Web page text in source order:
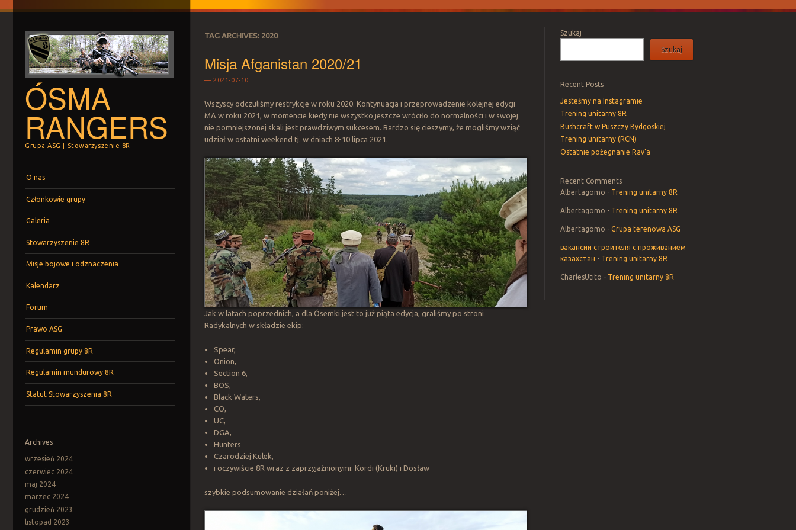
ÓSMA
RANGERS
Grupa ASG | Stowarzyszenie 8R
O nas
Członkowie grupy
Galeria
Stowarzyszenie 8R
Misje bojowe i odznaczenia
Kalendarz
Forum
Prawo ASG
Regulamin grupy 8R
Regulamin mundurowy 8R
Statut Stowarzyszenia 8R
Archives
wrzesień 2024
czerwiec 2024
maj 2024
marzec 2024
grudzień 2023
listopad 2023
TAG ARCHIVES: 2020
Misja Afganistan 2020/21
2021-07-10
Wszyscy odczuliśmy restrykcje w roku 2020. Kontynuacja i przeprowadzenie kolejnej edycji
MA w roku 2021, w momencie kiedy nie wszystko jeszcze wróciło do normalności i w swojej
nie pomniejszonej skali jest prawdziwym sukcesem. Bardzo się cieszymy, że mogliśmy wziąć
udział w ostatni weekend tj. w dniach 8-10 lipca 2021.
Jak w latach poprzednich, a dla Ósemki jest to już piąta edycja, graliśmy po stroni
Radykalnych w składzie ekip:
Spear,
Onion,
Section 6,
BOS,
Black Waters,
CO,
UC,
DGA,
Hunters
Czarodziej Kulek,
i oczywiście 8R wraz z zaprzyjaźnionymi: Kordi (Kruki) i Dosław
szybkie podsumowanie działań poniżej…
Szukaj
Szukaj
Recent Posts
Jesteśmy na Instagramie
Trening unitarny 8R
Bushcraft w Puszczy Bydgoskiej
Trening unitarny (RCN)
Ostatnie pożegnanie Rav’a
Recent Comments
Albertagomo - Trening unitarny 8R
Albertagomo - Trening unitarny 8R
Albertagomo -Grupa terenowa ASG
вакансии строителя с проживанием
казахстан - Trening unitarny 8R
CharlesUtito - Trening unitarny 8R